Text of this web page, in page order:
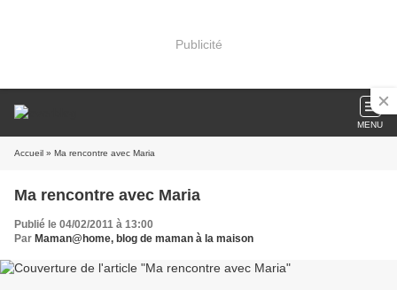
Publicité
MENU
Accueil » Ma rencontre avec Maria
Ma rencontre avec Maria
Publié le 04/02/2011 à 13:00
Par Maman@home, blog de maman à la maison